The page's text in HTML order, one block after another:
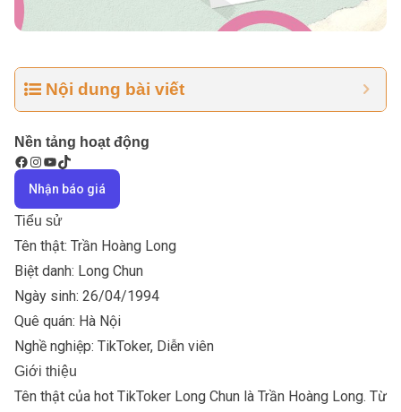
Nội dung bài viết
Nền tảng hoạt động
Nhận báo giá
Tiểu sử
Tên thật: Trần Hoàng Long
Biệt danh: Long Chun
Ngày sinh: 26/04/1994
Quê quán: Hà Nội
Nghề nghiệp: TikToker, Diễn viên
Giới thiệu
Tên thật của hot TikToker Long Chun là Trần Hoàng Long. Từ